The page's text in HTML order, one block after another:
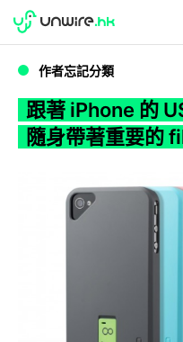
WWDC 2026
作者忘記分類
跟著 iPhone 的
隨身帶著重要的